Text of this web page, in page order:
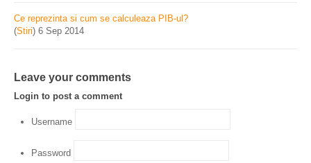
Ce reprezinta si cum se calculeaza PIB-ul?
(Stiri) 6 Sep 2014
Leave your comments
Login to post a comment
Username
Password